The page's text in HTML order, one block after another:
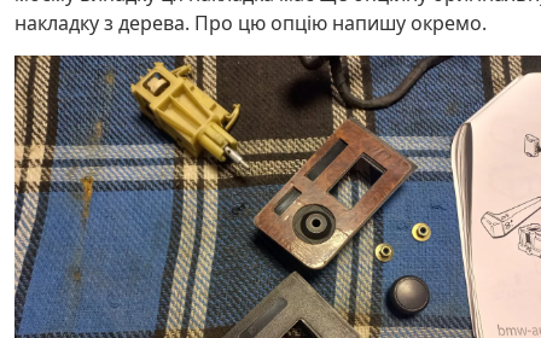
накладку з дерева. Про цю опцію напишу окремо.